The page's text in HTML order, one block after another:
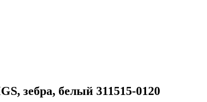
зебра, белый 311515-0120